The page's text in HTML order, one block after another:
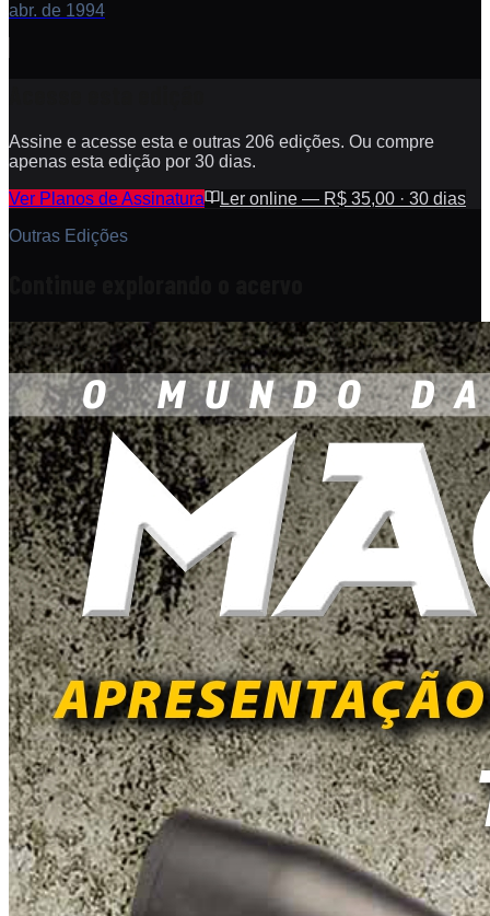
abr. de 1994
Assine e acesse esta e outras 206 edições. Ou compre
apenas esta edição por 30 dias.
Ver Planos de Assinatura
Ler online — R$ 35,00 · 30 dias
Outras Edições